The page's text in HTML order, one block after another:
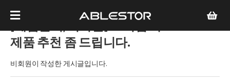
제품 추천 좀 드립니다.
비회원이 작성한 게시글입니다.